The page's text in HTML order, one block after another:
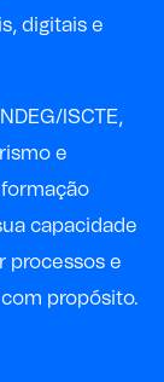
digitais e
ISCTE,
e
capacidade
processos e
propósito.